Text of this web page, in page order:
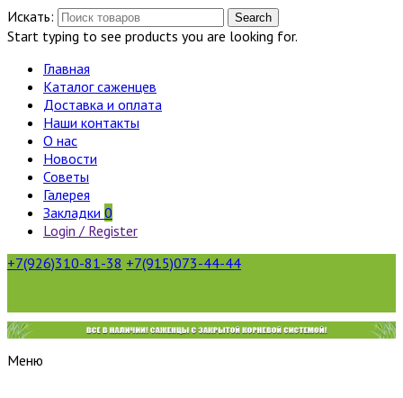
Искать: Search
Start typing to see products you are looking for.
Главная
Каталог саженцев
Доставка и оплата
Наши контакты
О нас
Новости
Советы
Галерея
Закладки 0
Login / Register
+7(926)310-81-38 +7(915)073-44-44
Меню